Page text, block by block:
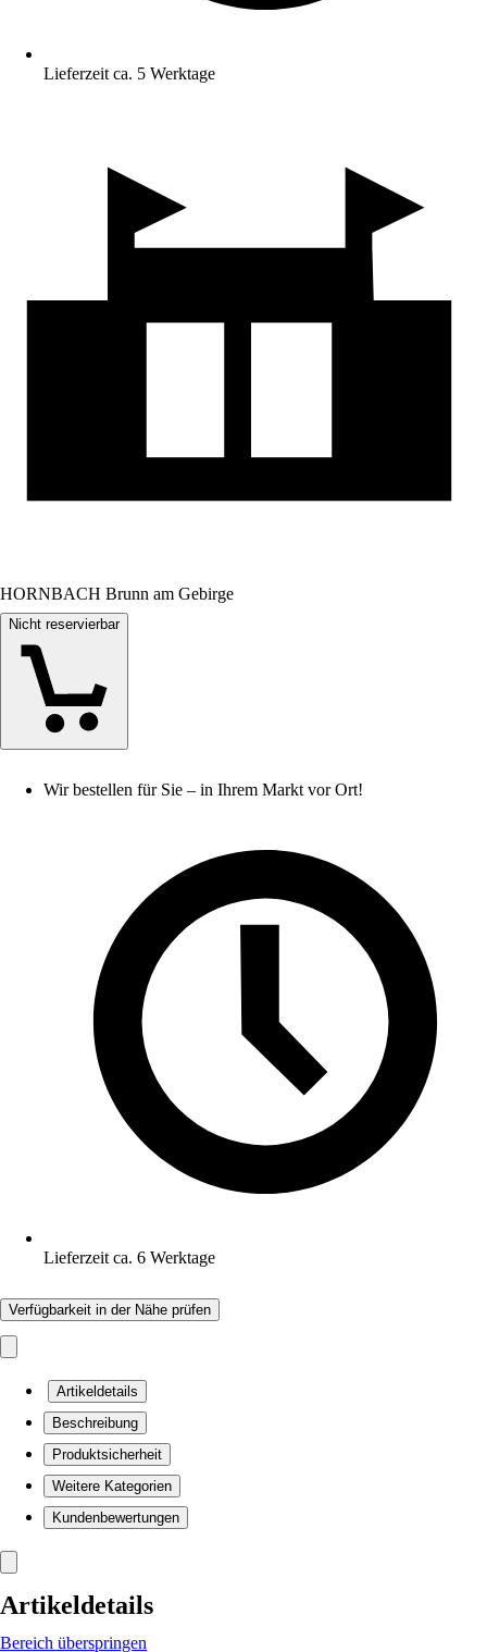
Lieferzeit ca. 5 Werktage
HORNBACH Brunn am Gebirge
Nicht reservierbar
Wir bestellen für Sie – in Ihrem Markt vor Ort!
Lieferzeit ca. 6 Werktage
Verfügbarkeit in der Nähe prüfen
Artikeldetails
Beschreibung
Produktsicherheit
Weitere Kategorien
Kundenbewertungen
Artikeldetails
Bereich überspringen